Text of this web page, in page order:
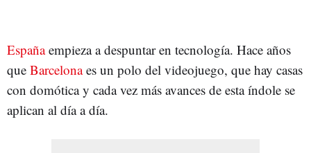
Españaempieza a despuntar en tecnología. Hace años
que Barcelonaes un polo del videojuego, que hay casas
con domótica y cada vez más avances de esta índole se
aplican al día a día.